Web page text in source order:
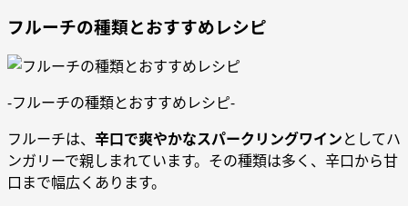
フルーチの種類とおすすめレシピ
-フルーチの種類とおすすめレシピ-
フルーチは、 辛口で爽やかなスパークリングワインとしてハ
ンガリーで親しまれています。その種類は多く、辛口から甘
口まで幅広くあります。